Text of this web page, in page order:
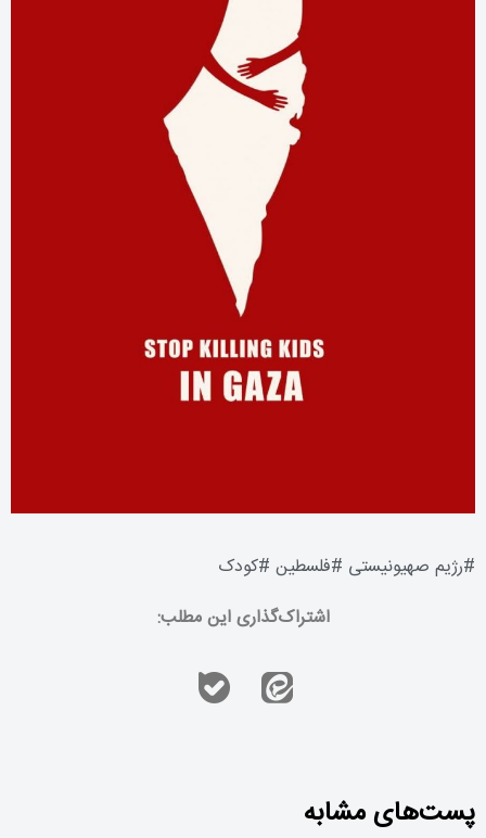
#رژیم صهیونیستی #فلسطین #کودک
اشتراک‌گذاری این مطلب:
پست‌های مشابه